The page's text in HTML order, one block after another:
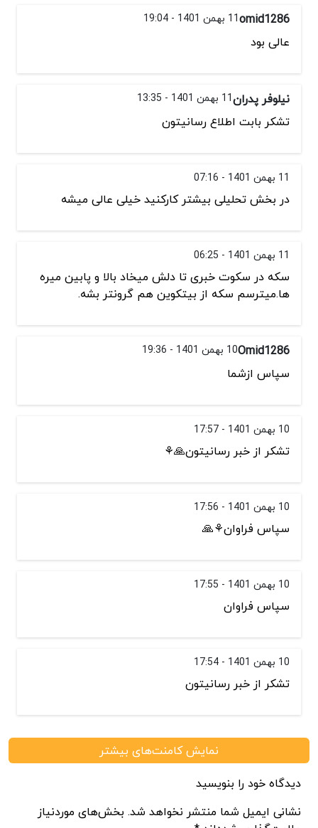
omid128611 بهمن 1401 - 19:04
عالی بود
نیلوفر پدران11 بهمن 1401 - 13:35
تشکر بابت اطلاع رسانیتون
11 بهمن 1401 - 07:16
در بخش تحلیلی بیشتر کارکنید خیلی عالی میشه
11 بهمن 1401 - 06:25
سکه در سکوت خبری تا دلش میخاد بالا و پابین میره
ها.میترسم سکه از بیتکوین هم گرونتر بشه.
Omid128610 بهمن 1401 - 19:36
سپاس ازشما
10 بهمن 1401 - 17:57
تشکر از خبر رسانیتون🙏⚘
10 بهمن 1401 - 17:56
سپاس فراوان⚘🙏
10 بهمن 1401 - 17:55
سپاس فراوان
10 بهمن 1401 - 17:54
تشکر از خبر رسانیتون
نمایش کامنت‌های بیشتر
دیدگاه خود را بنویسید
نشانی ایمیل شما منتشر نخواهد شد. بخش‌های موردنیاز